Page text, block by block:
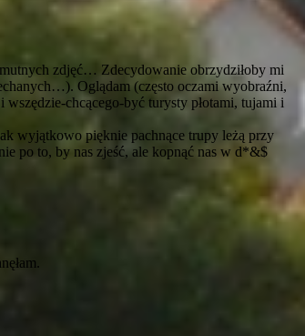
zdjęć… Zdecydowanie obrzydziłoby mi
Oglądam (często oczami wyobraźni,
chcącego-być turysty płotami, tujami i
wyjątkowo pięknie pachnące trupy leżą przy
po to, by nas zjeść, ale kopnąć nas w d*&$